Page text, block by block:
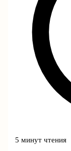
5 минут чтения